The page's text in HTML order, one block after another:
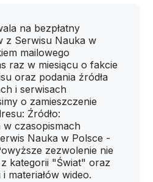
na bezpłatny
z Serwisu Nauka w
mailowego
raz w miesiącu o fakcie
oraz podania źródła
i serwisach
o zamieszczenie
Źródło:
czasopismach
Nauka w Polsce -
zezwolenie nie
kategorii "Świat" oraz
materiałów wideo.